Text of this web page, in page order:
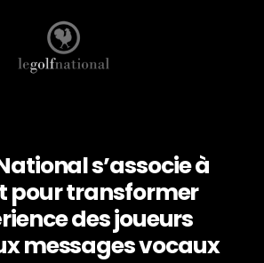
s’associe à
pour transformer
des joueurs
messages vocaux